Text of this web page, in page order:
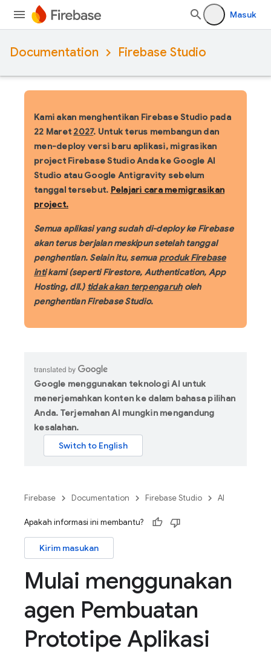
Masuk
Documentation Firebase Studio
Kami akan menghentikan Firebase Studio pada
22 Maret 2027. Untuk terus membangun dan
men-deploy versi baru aplikasi, migrasikan
project Firebase Studio Anda ke Google AI
Studio atau Google Antigravity sebelum
tanggal tersebut. Pelajari cara memigrasikan
project.
Semua aplikasi yang sudah di-deploy ke Firebase
akan terus berjalan meskipun setelah tanggal
penghentian. Selain itu, semua produk Firebase
intikami (seperti Firestore, Authentication, App
Hosting, dll.) tidak akan terpengaruholeh
penghentian Firebase Studio.
Google menggunakan teknologi AI untuk
menerjemahkan konten ke dalam bahasa pilihan
Anda. Terjemahan AI mungkin mengandung
kesalahan.
Firebase Documentation Firebase Studio AI
Apakah informasi ini membantu?
Kirim masukan
Mulai menggunakan
agen Pembuatan
Prototipe Aplikasi